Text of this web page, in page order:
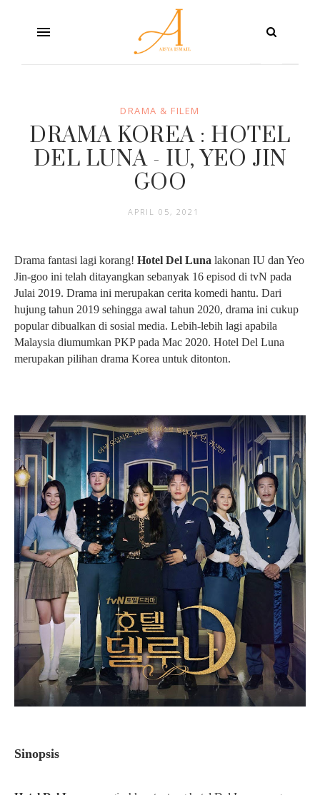
DRAMA & FILEM
DRAMA KOREA : HOTEL
DEL LUNA - IU, YEO JIN
GOO
APRIL 05, 2021
Drama fantasi lagi korang! Hotel Del Luna lakonan IU dan Yeo
Jin-goo ini telah ditayangkan sebanyak 16 episod di tvN pada
Julai 2019. Drama ini merupakan cerita komedi hantu. Dari
hujung tahun 2019 sehingga awal tahun 2020, drama ini cukup
popular dibualkan di sosial media. Lebih-lebih lagi apabila
Malaysia diumumkan PKP pada Mac 2020. Hotel Del Luna
merupakan pilihan drama Korea untuk ditonton.
Sinopsis